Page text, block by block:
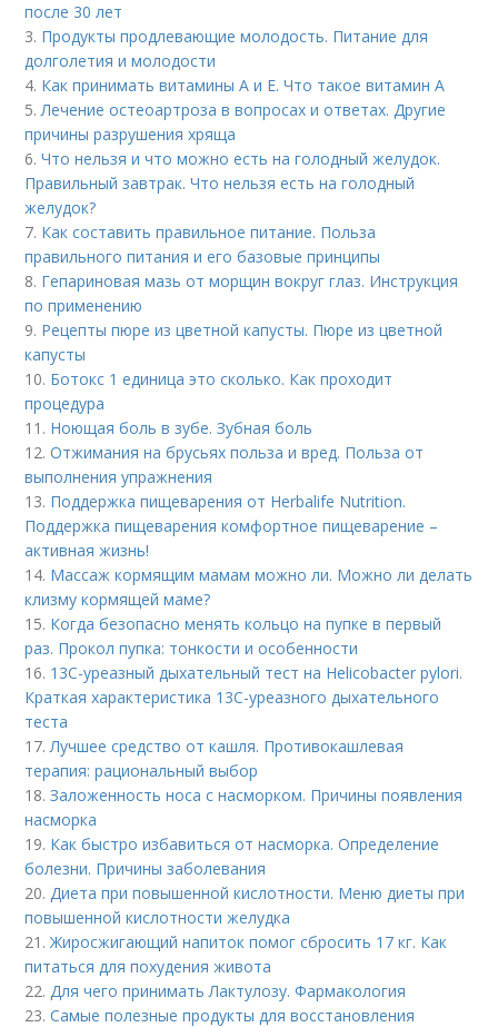
после 30 лет
3. Продукты продлевающие молодость. Питание для
долголетия и молодости
4. Как принимать витамины А и Е. Что такое витамин А
5.Лечение остеоартроза в вопросах и ответах. Другие
причины разрушения хряща
6.Что нельзя и что можно есть на голодный желудок.
Правильный завтрак. Что нельзя есть на голодный
желудок?
7. Как составить правильное питание. Польза
правильного питания и его базовые принципы
8. Гепариновая мазь от морщин вокруг глаз. Инструкция
по применению
9. Рецепты пюре из цветной капусты. Пюре из цветной
капусты
10. Ботокс 1 единица это сколько. Как проходит
процедура
11. Ноющая боль в зубе. Зубная боль
12.Отжимания на брусьях польза и вред. Польза от
выполнения упражнения
13. Поддержка пищеварения от Herbalife Nutrition.
Поддержка пищеварения комфортное пищеварение –
активная жизнь!
14. Массаж кормящим мамам можно ли. Можно ли делать
клизму кормящей маме?
15. Когда безопасно менять кольцо на пупке в первый
раз. Прокол пупка: тонкости и особенности
16. 13С-уреазный дыхательный тест на Helicobacter pylori.
Краткая характеристика 13С-уреазного дыхательного
теста
17.Лучшее средство от кашля. Противокашлевая
терапия: рациональный выбор
18.Заложенность носа с насморком. Причины появления
насморка
19. Как быстро избавиться от насморка. Определение
болезни. Причины заболевания
20.Диета при повышенной кислотности. Меню диеты при
повышенной кислотности желудка
21.Жиросжигающий напиток помог сбросить 17 кг. Как
питаться для похудения живота
22.Для чего принимать Лактулозу. Фармакология
23.Самые полезные продукты для восстановления